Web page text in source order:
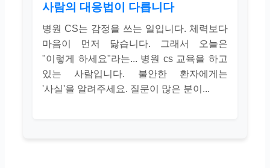
사람의 대응법이 다릅니다
병원 CS는 감정을 쓰는 일입니다. 체력보다
마음이 먼저 닳습니다. 그래서 오늘은
"이렇게 하세요"라는... 병원 cs 교육을 하고
있는 사람입니다. 불안한 환자에게는
'사실'을 알려주세요. 질문이 많은 분이...